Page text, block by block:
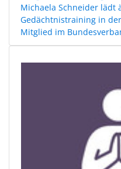
Michaela Schneider lädt
Gedächtnistraining in
Mitglied im